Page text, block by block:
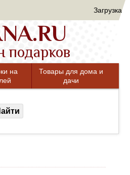
Загрузка
подарков
на
Товары для дома и
дачи